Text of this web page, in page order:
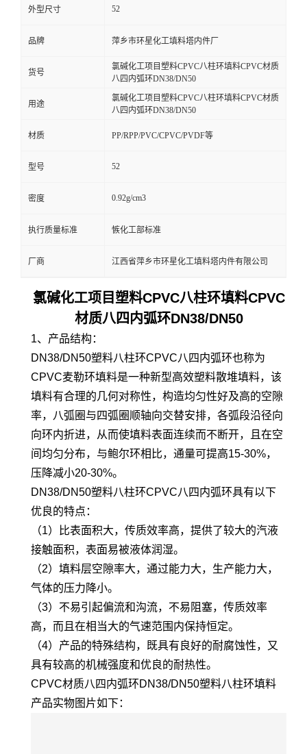
外型尺寸 52
品牌 萍乡市环星化工填料塔内件厂
货号
氯碱化工项目塑料CPVC八柱环填料CPVC材质
八四内弧环DN38/DN50
用途
氯碱化工项目塑料CPVC八柱环填料CPVC材质
八四内弧环DN38/DN50
材质 PP/RPP/PVC/CPVC/PVDF等
型号 52
密度 0.92g/cm3
执行质量标准 愱化工部标准
厂商 江西省萍乡市环星化工填料塔内件有限公司
氯碱化工项目 塑料CPVC八柱环填料CPVC
材质八四内弧环DN38/DN50
1、产品结构：
DN38/DN50塑料八柱环CPVC八四内弧环也称为
CPVC麦勒环填料是一种新型高效塑料散堆填料，该
填料有合理的几何对称性，构造均匀性好及高的空隙
率，八弧圈与四弧圈顺轴向交替安排，各弧段沿径向
向环内折进，从而使填料表面连续而不断开，且在空
间均匀分布，与鲍尔环相比，通量可提高15-30%，
压降减小20-30%。
DN38/DN50塑料八柱环CPVC八四内弧环具有以下
优良的特点：
（1）比表面积大，传质效率高，提供了较大的汽液
接触面积，表面易被液体润湿。
（2）填料层空隙率大，通过能力大，生产能力大，
气体的压力降小。
（3）不易引起偏流和沟流，不易阻塞，传质效率
高，而且在相当大的气速范围内保持恒定。
（4）产品的特殊结构，既具有良好的耐腐蚀性，又
具有较高的机械强度和优良的耐热性。
CPVC材质八四内弧环DN38/DN50塑料八柱环填料
产品实物图片如下：